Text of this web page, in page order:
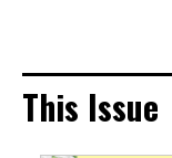
This Issue